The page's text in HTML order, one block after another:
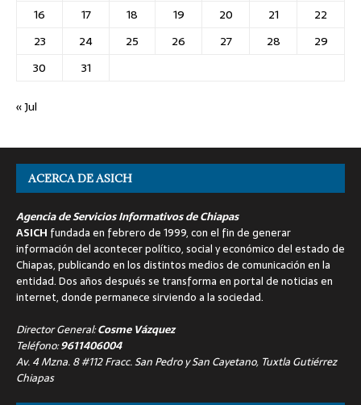
16
17 18 19 20 21
22
23
24 25 26 27 28
29
30
31
« Jul
ACERCA DE ASICH
Agencia de Servicios Informativos de Chiapas
ASICH fundada en febrero de 1999, con el fin de generar
información del acontecer político, social y económico del estado de
Chiapas, publicando en los distintos medios de comunicación en la
entidad. Dos años después se transforma en portal de noticias en
internet, donde permanece sirviendo a la sociedad.
Director General:Cosme Vázquez
Teléfono:9611406004
Av. 4 Mzna. 8 #112 Fracc. San Pedro y San Cayetano, Tuxtla Gutiérrez
Chiapas